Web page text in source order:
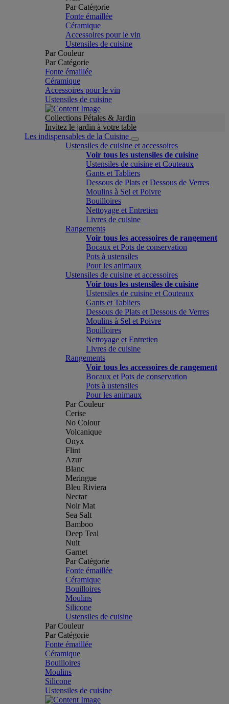
Par Catégorie
Fonte émaillée
Céramique
Accessoires pour le vin
Ustensiles de cuisine
Par Couleur
Par Catégorie
Fonte émaillée
Céramique
Accessoires pour le vin
Ustensiles de cuisine
Collections Pétales & Jardin
Invitez le jardin à votre table
Les indispensables de la Cuisine
Ustensiles de cuisine et accessoires
Voir tous les ustensiles de cuisine
Ustensiles de cuisine et Couteaux
Gants et Tabliers
Dessous de Plats et Dessous de Verres
Moulins à Sel et Poivre
Bouilloires
Nettoyage et Entretien
Livres de cuisine
Rangements
Voir tous les accessoires de rangement
Bocaux et Pots de conservation
Pots à ustensiles
Pour les animaux
Ustensiles de cuisine et accessoires
Voir tous les ustensiles de cuisine
Ustensiles de cuisine et Couteaux
Gants et Tabliers
Dessous de Plats et Dessous de Verres
Moulins à Sel et Poivre
Bouilloires
Nettoyage et Entretien
Livres de cuisine
Rangements
Voir tous les accessoires de rangement
Bocaux et Pots de conservation
Pots à ustensiles
Pour les animaux
Par Couleur
Cerise
No Colour
Volcanique
Onyx
Flint
Azur
Blanc
Meringue
Bleu Riviera
Nectar
Noir Mat
Sea Salt
Bamboo
Deep Teal
Nuit
Garnet
Par Catégorie
Fonte émaillée
Céramique
Bouilloires
Moulins
Silicone
Ustensiles de cuisine
Par Couleur
Par Catégorie
Fonte émaillée
Céramique
Bouilloires
Moulins
Silicone
Ustensiles de cuisine